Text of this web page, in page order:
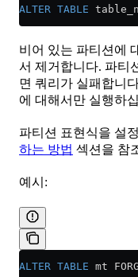
ALTER TABLE
비어 있는 파티션에
서 제거합니다. 파티
면 쿼리가 실패합니
에 대해서만 실행하
파티션 표현식을 설
하는 방법 섹션을 참
예시:
ALTER TABLE mt